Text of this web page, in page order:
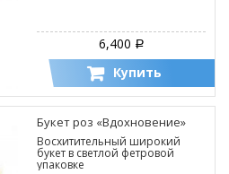
6,400 Р
Купить
Букет роз «Вдохновение»
Восхитительный широкий
букет в светлой фетровой
упаковке